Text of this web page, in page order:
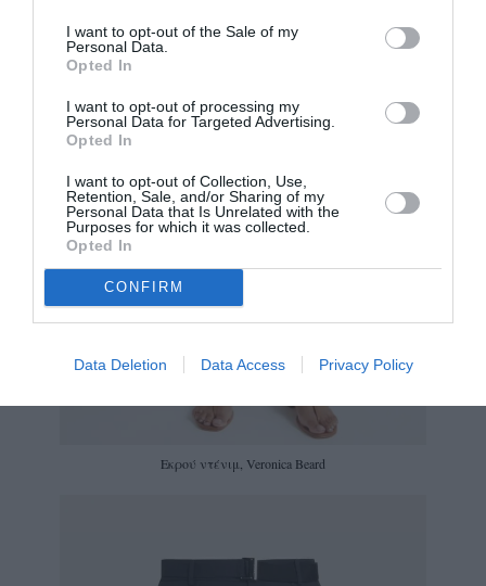
I want to opt-out of the Sale of my
Personal Data.
Opted In
I want to opt-out of processing my
Personal Data for Targeted Advertising.
Opted In
I want to opt-out of Collection, Use,
Retention, Sale, and/or Sharing of my
Personal Data that Is Unrelated with the
Purposes for which it was collected.
Opted In
CONFIRM
Data Deletion Data Access Privacy Policy
Eκρού ντένιμ, Veronica Beard